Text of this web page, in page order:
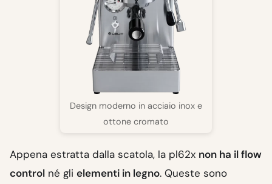
Design moderno in acciaio inox e
ottone cromato
Appena estratta dalla scatola, la pl62x non ha il flow
control né gli elementi in legno. Queste sono